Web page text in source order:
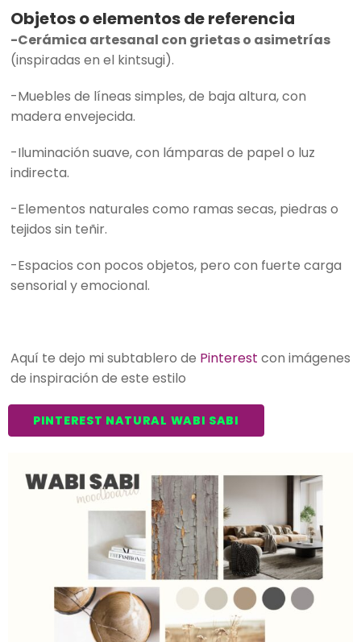
Objetos o elementos de referencia
-Cerámica artesanal con grietas o asimetrías
(inspiradas en el kintsugi).
-Muebles de líneas simples, de baja altura, con
madera envejecida.
-Iluminación suave, con lámparas de papel o luz
indirecta.
-Elementos naturales como ramas secas, piedras o
tejidos sin teñir.
-Espacios con pocos objetos, pero con fuerte carga
sensorial y emocional.
Aquí te dejo mi subtablero de Pinterest con imágenes
de inspiración de este estilo
PINTEREST NATURAL WABI SABI